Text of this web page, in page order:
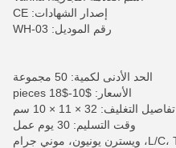
إصدار الشهادات: CE
رقم الموديل: WH-03
الحد الأدنى لكمية: 50 مجموعة
الأسعار: $10-$18 pieces
تفاصيل التغليف: 32 × 11 × 10 سم
وقت التسليم: 30 يوم عمل